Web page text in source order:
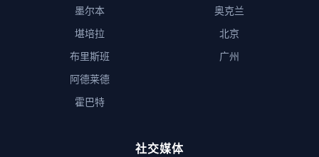
墨尔本
堪培拉
布里斯班
阿德莱德
霍巴特
奥克兰
北京
广州
社交媒体